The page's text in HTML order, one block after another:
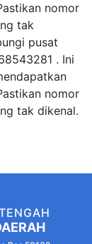
nomor
tak
pusat
. Ini
nomor
tak dikenal.